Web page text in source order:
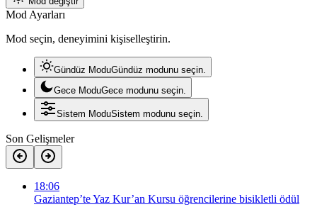
Mod Ayarları
Mod seçin, deneyimini kişiselleştirin.
Gündüz ModuGündüz modunu seçin.
Gece ModuGece modunu seçin.
Sistem ModuSistem modunu seçin.
Son Gelişmeler
18:06
Gaziantep’te Yaz Kur’an Kursu öğrencilerine bisikletli ödül